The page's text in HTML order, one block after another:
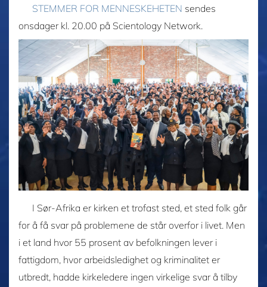
STEMMER FOR MENNESKEHETEN sendes
onsdager kl. 20.00 på Scientology Network.
I Sør-Afrika er kirken et trofast sted, et sted folk går
for å få svar på problemene de står overfor i livet. Men
i et land hvor 55 prosent av befolkningen lever i
fattigdom, hvor arbeidsledighet og kriminalitet er
utbredt, hadde kirkeledere ingen virkelige svar å tilby